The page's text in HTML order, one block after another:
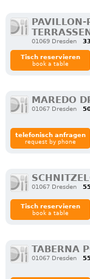
PAVILLON-
01069 Dresden
Tisch reservieren
book a table
MAREDO
01067 Dresden
telefonisch anfragen
request by phone
01067 Dresden
Tisch reservieren
book a table
TABERNA
01067 Dresden